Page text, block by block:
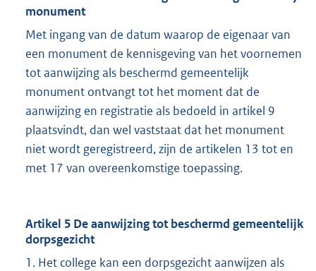
monument
Met ingang van de datum waarop de eigenaar van
een monument de kennisgeving van het voornemen
tot aanwijzing als beschermd gemeentelijk
monument ontvangt tot het moment dat de
aanwijzing en registratie als bedoeld in artikel 9
plaatsvindt, dan wel vaststaat dat het monument
niet wordt geregistreerd, zijn de artikelen 13 tot en
met 17 van overeenkomstige toepassing.
Artikel 5 De aanwijzing tot beschermd gemeentelijk
dorpsgezicht
1. Het college kan een dorpsgezicht aanwijzen als